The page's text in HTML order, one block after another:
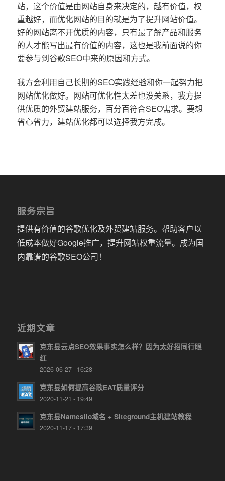
站，这个价值是由网站自身来决定的，越有价值，权
重越好，而优化网站的目的就是为了提升网站价值。
好的网站离不开优质的内容，只有最了解产品和服务
的人才能写出最有价值的内容，这也是我前面说的你
要参与到谷歌SEO中来的原因和方式。
我方会利用自己长期的SEO实践经验和你一起努力把
网站优化做好。网站可优化性太差也没关系，我方提
供优质的外贸建站服务，百分百符合SEO需求。要想
省心省力，建站优化都可以选择我方完成。
服务宗旨
提供有价值的谷歌优化及外贸建站服务。帮助客户以
低成本做好Google推广，提升网站权重流量。成为国
内靠谱的谷歌SEO公司！
近期文章
克东县云点SEO效果事实怎么样？因为太好招同行眼
红
2026-06-27 - 16:28
克东县如何提高谷歌EAT质量评分
2020-11-21 - 19:49
克东县Namesilo域名 + Siteground主机建站教程
2020-11-17 - 17:39